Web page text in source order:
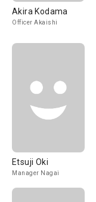
Akira Kodama
Officer Akaishi
Etsuji Oki
Manager Nagai